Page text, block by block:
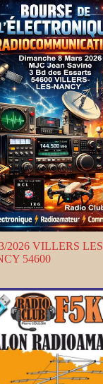
2026 VILLERS LES
54600